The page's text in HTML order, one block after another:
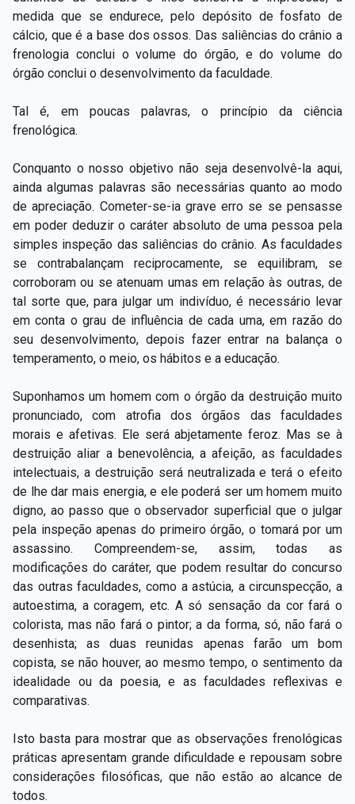
medida que se endurece, pelo depósito de fosfato de
cálcio, que é a base dos ossos. Das saliências do crânio a
frenologia conclui o volume do órgão, e do volume do
órgão conclui o desenvolvimento da faculdade.
Tal é, em poucas palavras, o princípio da ciência
frenológica.
Conquanto o nosso objetivo não seja desenvolvê-la aqui,
ainda algumas palavras são necessárias quanto ao modo
de apreciação. Cometer-se-ia grave erro se se pensasse
em poder deduzir o caráter absoluto de uma pessoa pela
simples inspeção das saliências do crânio. As faculdades
se contrabalançam reciprocamente, se equilibram, se
corroboram ou se atenuam umas em relação às outras, de
tal sorte que, para julgar um indivíduo, é necessário levar
em conta o grau de influência de cada uma, em razão do
seu desenvolvimento, depois fazer entrar na balança o
temperamento, o meio, os hábitos e a educação.
Suponhamos um homem com o órgão da destruição muito
pronunciado, com atrofia dos órgãos das faculdades
morais e afetivas. Ele será abjetamente feroz. Mas se à
destruição aliar a benevolência, a afeição, as faculdades
intelectuais, a destruição será neutralizada e terá o efeito
de lhe dar mais energia, e ele poderá ser um homem muito
digno, ao passo que o observador superficial que o julgar
pela inspeção apenas do primeiro órgão, o tomará por um
assassino. Compreendem-se, assim, todas as
modificações do caráter, que podem resultar do concurso
das outras faculdades, como a astúcia, a circunspecção, a
autoestima, a coragem, etc. A só sensação da cor fará o
colorista, mas não fará o pintor; a da forma, só, não fará o
desenhista; as duas reunidas apenas farão um bom
copista, se não houver, ao mesmo tempo, o sentimento da
idealidade ou da poesia, e as faculdades reflexivas e
comparativas.
Isto basta para mostrar que as observações frenológicas
práticas apresentam grande dificuldade e repousam sobre
considerações filosóficas, que não estão ao alcance de
todos.